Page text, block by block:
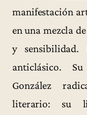
manifestación
en una mezcla
y sensibilidad.
anticlásico.
González
literario: su